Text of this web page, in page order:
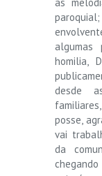
algumas
homilia,
desde
posse,
vai
da